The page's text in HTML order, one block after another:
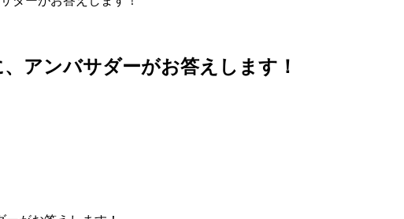
アンバサダーがお答えします！